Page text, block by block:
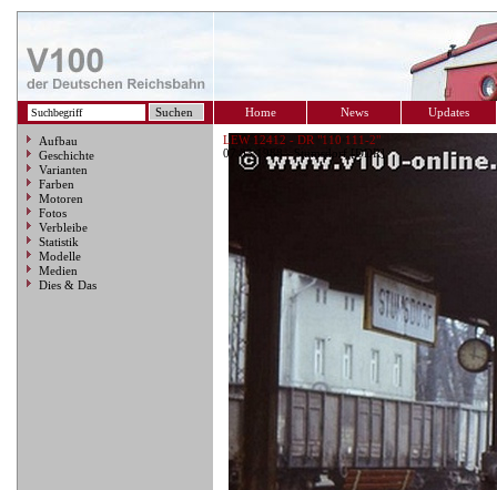
Home News Updates
Aufbau
Geschichte
Varianten
Farben
Motoren
Fotos
Verbleibe
Statistik
Modelle
Medien
Dies & Das
LEW 12412 - DR "110 111-2"
07.03.1988 - Stumsdorf [DDR]